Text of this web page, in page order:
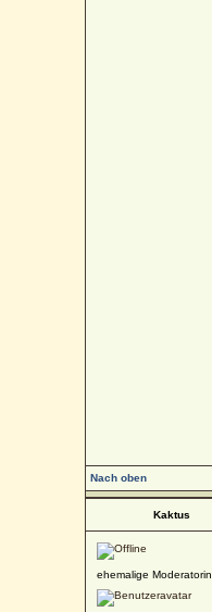
Nach oben
Kaktus
ehemalige Moderatorin